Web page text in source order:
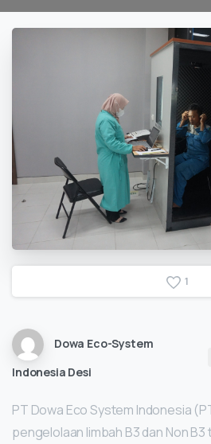
1
Dowa Eco-System
Indonesia Desi
PT Dowa Eco System Indonesia
pengelolaan limbah B3 dan Non